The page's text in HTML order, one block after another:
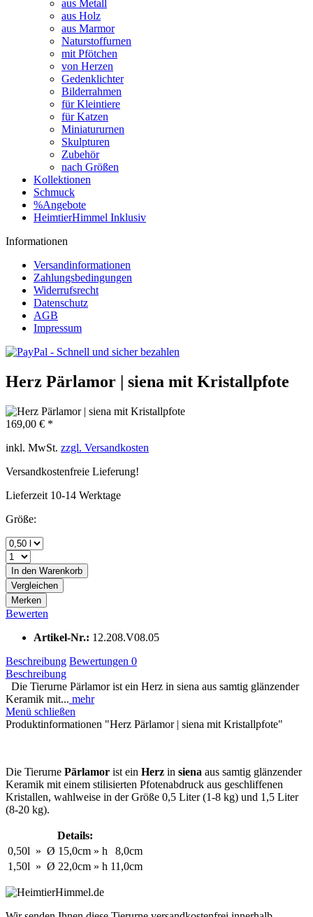
aus Metall
aus Holz
aus Marmor
Naturstoffurnen
mit Pfötchen
von Herzen
Gedenklichter
Bilderrahmen
für Kleintiere
für Katzen
Miniatururnen
Skulpturen
Zubehör
nach Größen
Kollektionen
Schmuck
%Angebote
HeimtierHimmel Inklusiv
Informationen
Versandinformationen
Zahlungsbedingungen
Widerrufsrecht
Datenschutz
AGB
Impressum
Herz Pärlamor | siena mit Kristallpfote
169,00 € *
inkl. MwSt. zzgl. Versandkosten
Versandkostenfreie Lieferung!
Lieferzeit 10-14 Werktage
Größe:
In den Warenkorb
Vergleichen
Merken
Bewerten
Artikel-Nr.: 12.208.V08.05
Beschreibung Bewertungen 0
Beschreibung
Die Tierurne Pärlamor ist ein Herz in siena aus samtig glänzender
Keramik mit... mehr
Menü schließen
Produktinformationen "Herz Pärlamor | siena mit Kristallpfote"
Die Tierurne Pärlamor ist ein Herz in siena aus samtig glänzender
Keramik mit einem stilisierten Pfotenabdruck aus geschliffenen
Kristallen, wahlweise in der Größe 0,5 Liter (1-8 kg) und 1,5 Liter
(8-20 kg).
Details:
0,50l » Ø 15,0cm » h
8,0cm
1,50l » Ø 22,0cm » h 11,0cm